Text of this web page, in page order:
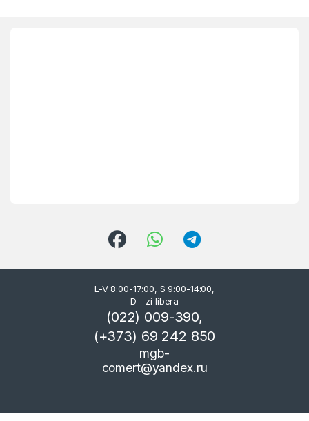
L-V 8:00-17:00, S 9:00-14:00,
D - zi libera
(022) 009-390,
(+373) 69 242 850
mgb-
comert@yandex.ru